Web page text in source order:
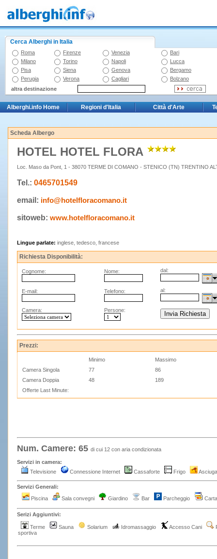
Cerca Alberghi in Italia
Roma Firenze Venezia
Bari
Milano
Torino Napoli
Lucca
Pisa
Siena Genova
Bergamo
Perugia
Verona Cagliari
Bolzano
altra destinazione
Alberghi.info Home Regioni d'Italia Città d'Arte
Scheda Albergo
HOTEL HOTEL FLORA
Loc. Maso da Pont, 1 - 38070 TERME DI COMANO - STENICO (TN) TRENTINO
Tel.: 0465701549
email: info@hotelfloracomano.it
sitoweb: www.hotelfloracomano.it
Lingue parlate: inglese, tedesco, francese
Richiesta Disponibilità:
Cognome: Nome: dal:
E-mail: Telefono: al:
Camera: Persone:
Prezzi:
Minimo
Massimo
Camera Singola
77
86
Camera Doppia
48
189
Offerte Last Minute:
Num. Camere: 65 di cui 12 con aria condizionata
Servizi in camera:
Televisione
Connessione Internet Cassaforte Frigo
Servizi Generali:
Piscina
Sala convegni Giardino Bar Parcheggio
Serizi Aggiuntivi:
Terme Sauna Solarium Idromassaggio Accesso Cani
sportiva